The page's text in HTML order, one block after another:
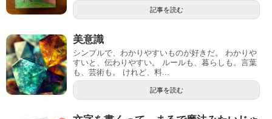
記事を読む
美意識
シンプルで、わかりやすいものが好きだ。 わかりや
すいと、伝わりやすい。 ルールも、暮らしも。言葉
も、芸術も。 けれど、料...
記事を読む